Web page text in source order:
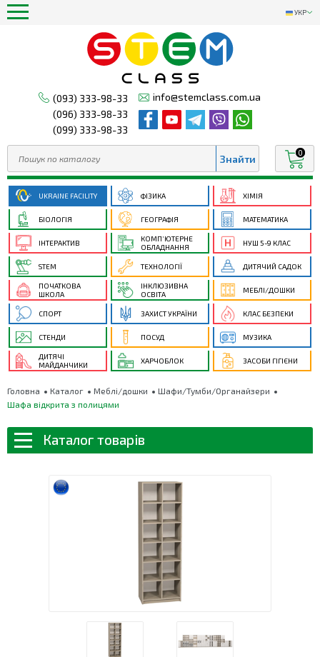
УКР
(093) 333-98-33
(096) 333-98-33
(099) 333-98-33
info@stemclass.com.ua
0
UKRAINE FACILITY ФІЗИКА ХІМІЯ
БІОЛОГІЯ ГЕОГРАФІЯ МАТЕМАТИКА
ІНТЕРАКТИВ
КОМП’ЮТЕРНЕ
ОБЛАДНАННЯ
НУШ 5-9 КЛАС
STEM ТЕХНОЛОГІЇ ДИТЯЧИЙ САДОК
ПОЧАТКОВА
ШКОЛА
ІНКЛЮЗИВНА
ОСВІТА
МЕБЛІ/ДОШКИ
СПОРТ ЗАХИСТ УКРАЇНИ КЛАС БЕЗПЕКИ
СТЕНДИ ПОСУД МУЗИКА
ДИТЯЧІ
МАЙДАНЧИКИ
ХАРЧОБЛОК ЗАСОБИ ГІГІЄНИ
Головна Каталог Меблі/дошки
Шафи/Тумби/Органайзери
Шафа відкрита з полицями
Каталог товарів